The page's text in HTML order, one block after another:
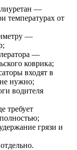
—
температурах от
—
—
коврика;
входят в
нужно;
водителя
требует
грязи и